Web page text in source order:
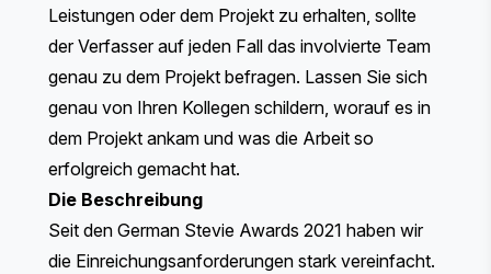
Leistungen oder dem Projekt zu erhalten, sollte
der Verfasser auf jeden Fall das involvierte Team
genau zu dem Projekt befragen. Lassen Sie sich
genau von Ihren Kollegen schildern, worauf es in
dem Projekt ankam und was die Arbeit so
erfolgreich gemacht hat.
Die Beschreibung
Seit den German Stevie Awards 2021 haben wir
die Einreichungsanforderungen stark vereinfacht.